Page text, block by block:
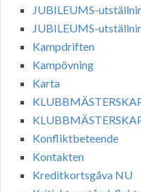
JUBILEUMS-
JUBILEUMS-
Kampdriften
Kampövning
Karta
Konfliktbeteende
Kontakten
Kreditkortsgåva NU